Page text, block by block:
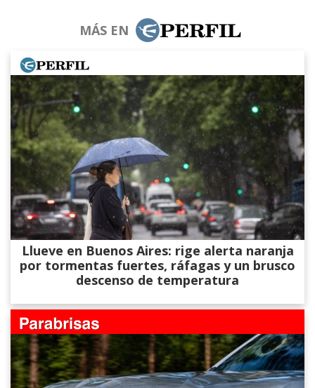
MÁS EN
Llueve en Buenos Aires: rige alerta naranja
por tormentas fuertes, ráfagas y un brusco
descenso de temperatura